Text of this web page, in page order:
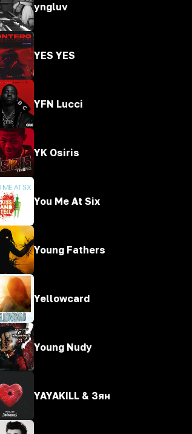
yngluv
YES YES
YFN Lucci
YK Osiris
You Me At Six
Young Fathers
Yellowcard
Young Nudy
YAYAKILL & Зян